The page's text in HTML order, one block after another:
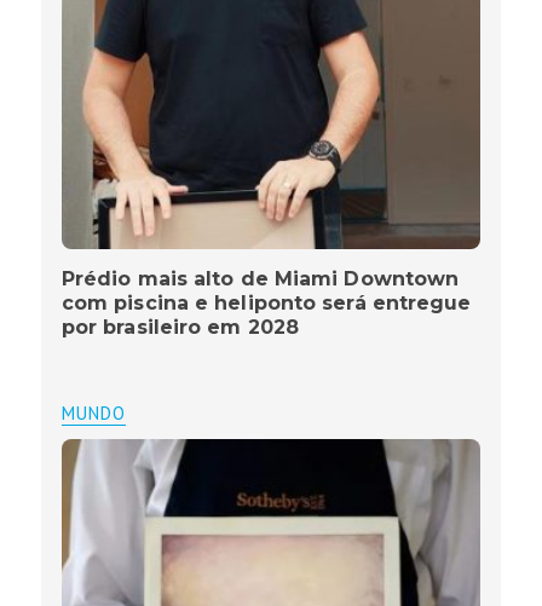
Prédio mais alto de Miami Downtown
com piscina e heliponto será entregue
por brasileiro em 2028
MUNDO